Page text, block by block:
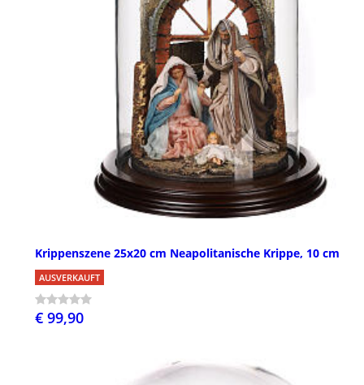
Krippenszene 25x20 cm Neapolitanische Krippe, 10 cm
AUSVERKAUFT
€ 99,90